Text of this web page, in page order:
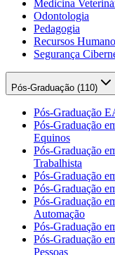
Medicina
Odontologia
Pedagogia
Recursos
Segurança
Pós-Graduação (110)
Pós-Graduação
Pós-Graduação
Equinos
Pós-Graduação
Trabalhista
Pós-Graduação
Pós-Graduação
Pós-Graduação
Automação
Pós-Graduação
Pós-Graduação
Pessoas